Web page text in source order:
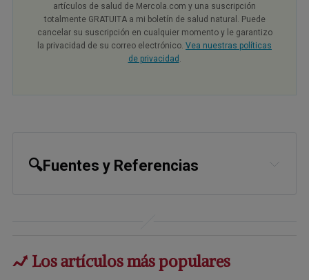
artículos de salud de Mercola.com y una suscripción
totalmente GRATUITA a mi boletín de salud natural. Puede
cancelar su suscripción en cualquier momento y le garantizo
la privacidad de su correo electrónico. Vea nuestras políticas
de privacidad
🔍Fuentes y Referencias
June 8, 2024:6252426
Los artículos más populares